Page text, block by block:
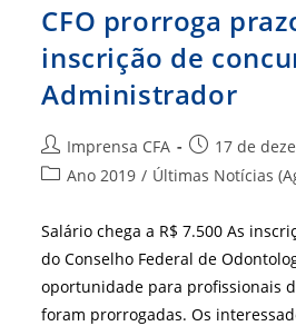
CFO prorroga
inscrição de
Administrador
Autor
do
Imprensa CFA
Post
publicado:
17 de
Categoria
post:
Ano 2019 / Últimas Notícias
Salário chega a R$ 7.500 As
do Conselho Federal de
oportunidade para profissionais
foram prorrogadas. Os